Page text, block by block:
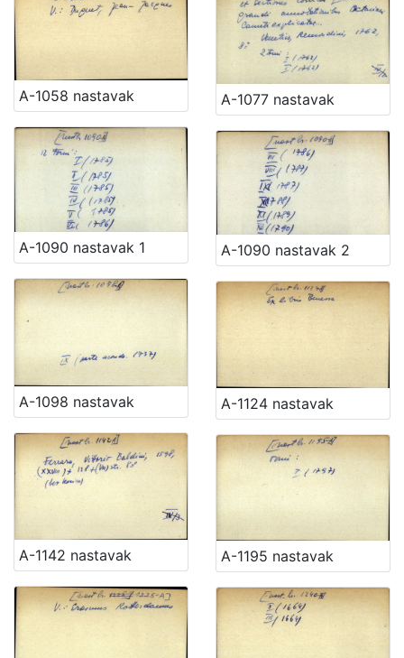
A-1058 nastavak A-1077 nastavak
A-1090 nastavak 1 A-1090 nastavak 2
A-1098 nastavak A-1124 nastavak
A-1142 nastavak A-1195 nastavak